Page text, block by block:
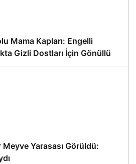
Mama Kapları: Engelli
Gizli Dostları İçin Gönüllü
Meyve Yarasası Görüldü: